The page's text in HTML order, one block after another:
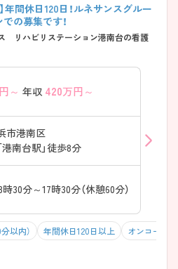
年間休日120日！ルネサンスグルー
の募集です！
リハビリステーション港南台の看護
～ 年収 420万円～
市港南区
港南台駅」徒歩8分
30分～17時30分（休憩60分）
以内） 年間休日120日以上 オンコール